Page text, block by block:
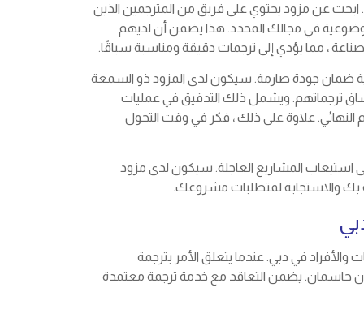
ابحث عن مزود يحتوي على فريق من المترجمين الذين
في مجالك المحدد. هذا يضمن أن لديهم
، مما يؤدي إلى ترجمات دقيقة ومناسبة سياقًا.
ضمان جودة صارمة. سيكون لدى المزود ذو السمعة
ترجماتهم. ويشمل ذلك التدقيق في عمليات
النهائي. علاوة على ذلك ، فكر في وقت التحول
استيعاب المشاريع العاجلة. سيكون لدى مزود
بك والاستجابة لمتطلبات مشروعك.
في دبي. عندما يتعلق الأمر بترجمة
حاسمان. يضمن التعاقد مع خدمة ترجمة معتمدة